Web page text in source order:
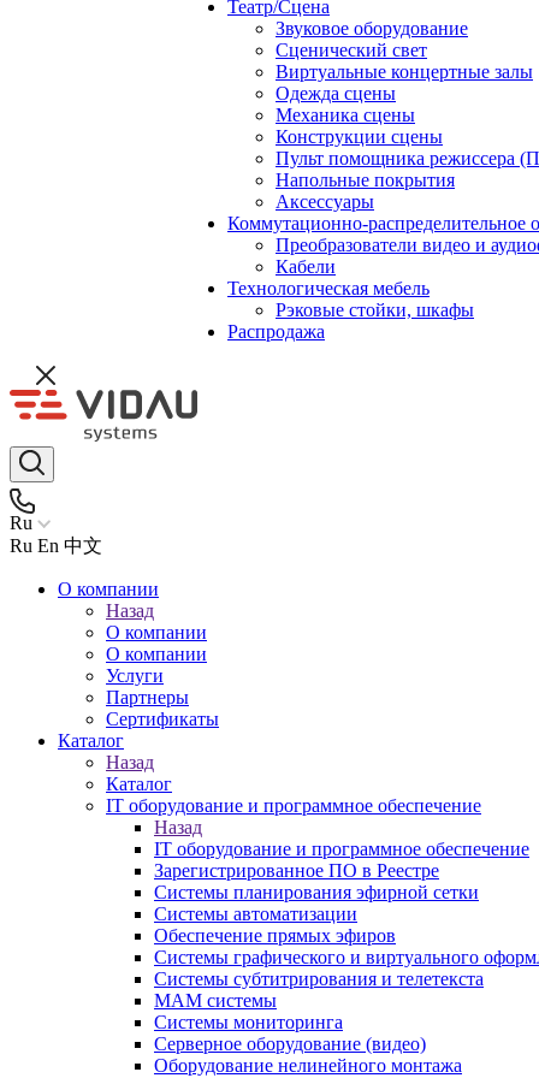
Театр/Сцена
Звуковое оборудование
Сценический свет
Виртуальные концертные залы
Одежда сцены
Механика сцены
Конструкции сцены
Пульт помощника режиссера
Напольные покрытия
Аксессуары
Коммутационно-распределительное
Преобразователи видео и
Кабели
Технологическая мебель
Рэковые стойки, шкафы
Распродажа
Ru
Ru En 中文
О компании
Назад
О компании
О компании
Услуги
Партнеры
Сертификаты
Каталог
Назад
Каталог
IT оборудование и программное обеспечение
Назад
IT оборудование и программное обеспечение
Зарегистрированное ПО в Реестре
Системы планирования эфирной сетки
Системы автоматизации
Обеспечение прямых эфиров
Системы графического и виртуального
Системы субтитрирования и телетекста
MAM системы
Системы мониторинга
Серверное оборудование (видео)
Оборудование нелинейного монтажа